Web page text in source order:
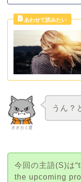
オオカミ君
うん？
今回の主語(S)は
the upcoming